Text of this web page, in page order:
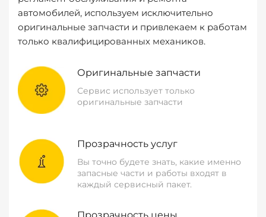
автомобилей, используем исключительно
оригинальные запчасти и привлекаем к работам
только квалифицированных механиков.
Оригинальные запчасти
Сервис использует только
оригинальные запчасти
Прозрачность услуг
Вы точно будете знать, какие именно
запасные части и работы входят в
каждый сервисный пакет.